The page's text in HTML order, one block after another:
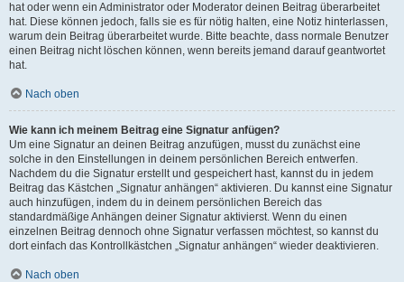
hat oder wenn ein Administrator oder Moderator deinen Beitrag überarbeitet
hat. Diese können jedoch, falls sie es für nötig halten, eine Notiz hinterlassen,
warum dein Beitrag überarbeitet wurde. Bitte beachte, dass normale Benutzer
einen Beitrag nicht löschen können, wenn bereits jemand darauf geantwortet
hat.
Nach oben
Wie kann ich meinem Beitrag eine Signatur anfügen?
Um eine Signatur an deinen Beitrag anzufügen, musst du zunächst eine
solche in den Einstellungen in deinem persönlichen Bereich entwerfen.
Nachdem du die Signatur erstellt und gespeichert hast, kannst du in jedem
Beitrag das Kästchen „Signatur anhängen“ aktivieren. Du kannst eine Signatur
auch hinzufügen, indem du in deinem persönlichen Bereich das
standardmäßige Anhängen deiner Signatur aktivierst. Wenn du einen
einzelnen Beitrag dennoch ohne Signatur verfassen möchtest, so kannst du
dort einfach das Kontrollkästchen „Signatur anhängen“ wieder deaktivieren.
Nach oben